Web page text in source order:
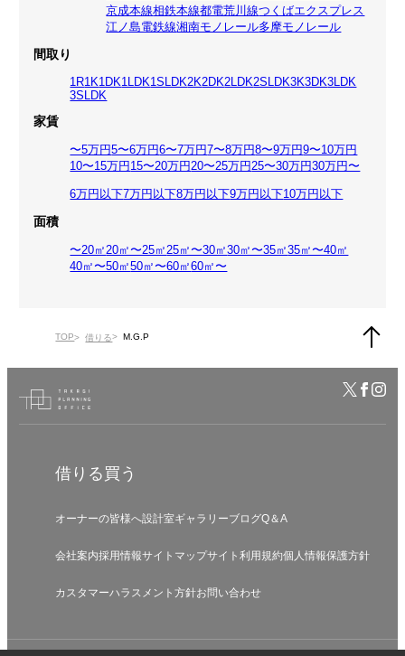
京成本線相鉄本線都電荒川線つくばエクスプレス
江ノ島電鉄線湘南モノレール多摩モノレール
間取り
1R1K1DK1LDK1SLDK2K2DK2LDK2SLDK3K3DK3LDK
3SLDK
家賃
〜5万円5〜6万円6〜7万円7〜8万円8〜9万円9〜10万円
10〜15万円 15〜20万円20〜25万円25〜30万円30万円〜
6万円以下7万円以下8万円以下9万円以下10万円以下
面積
〜20㎡20㎡〜25㎡25㎡〜30㎡30㎡〜35㎡35㎡〜40㎡
40㎡〜50㎡50㎡〜60㎡60㎡〜
TOP 借りる M.G.P
借りる 買う
オーナーの皆様へ設計室ギャラリーブログQ＆A
会社案内採用情報サイトマップサイト利用規約個人情報保護方針
カスタマーハラスメント方針お問い合わせ